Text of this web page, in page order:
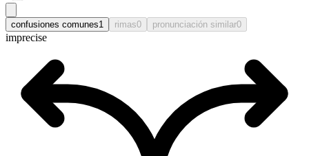
confusiones comunes1 rimas0 pronunciación similar0
imprecise